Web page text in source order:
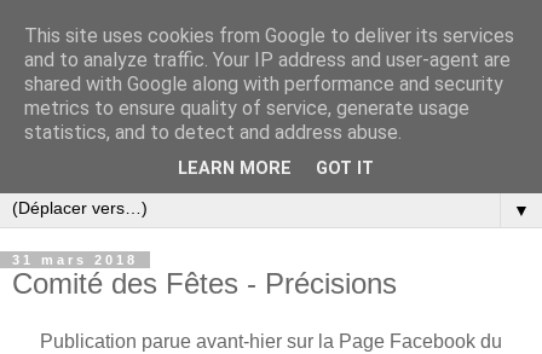
▼
31 mars 2018
Comité des Fêtes - Précisions
Publication parue avant-hier sur la Page Facebook du
This site uses cookies from Google to deliver its services
and to analyze traffic. Your IP address and user-agent are
shared with Google along with performance and security
metrics to ensure quality of service, generate usage
statistics, and to detect and address abuse.
LEARN MORE GOT IT